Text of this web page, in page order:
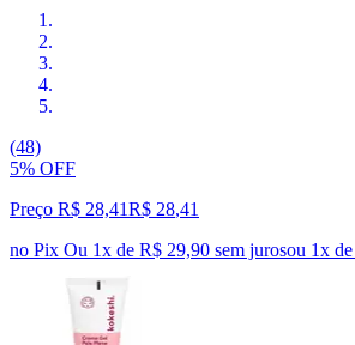
(48)
5% OFF
Preço R$ 28,41R$ 28,41
no Pix Ou 1x de R$ 29,90 sem jurosou 1x de